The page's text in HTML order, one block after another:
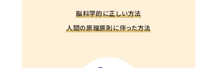
脳科学的に正しい方法
人間の原理原則に伴った方法